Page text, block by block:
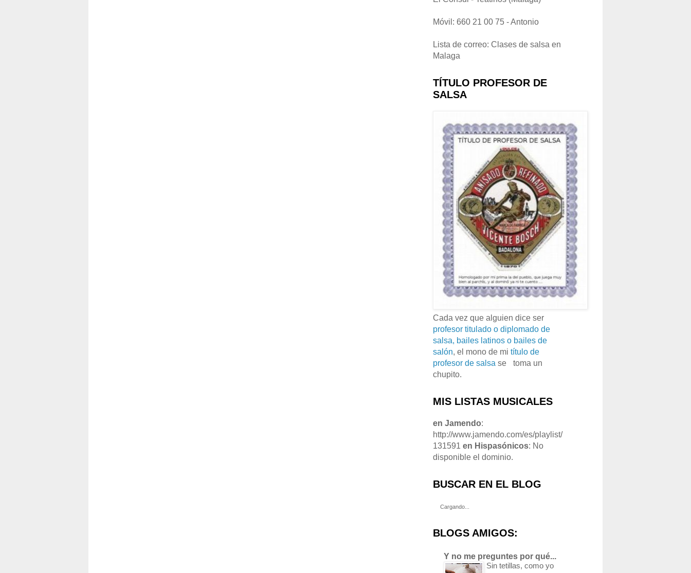
Móvil: 660 21 00 75 - Antonio
Lista de correo: Clases de salsa en
Malaga
TÍTULO PROFESOR DE
SALSA
Cada vez que alguien dice ser
profesor titulado o diplomado de
salsa, bailes latinos o bailes de
salón, el mono de mi título de
profesor de salsa se
toma un
chupito.
MIS LISTAS MUSICALES
en Jamendo:
http://www.jamendo.com/es/playlist/
131591 en Hispasónicos: No
disponible el dominio.
BUSCAR EN EL BLOG
Cargando...
BLOGS AMIGOS:
Y no me preguntes por qué...
Sin tetillas, como yo